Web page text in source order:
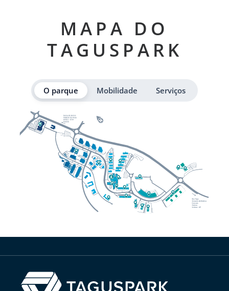
MAPA DO
TAGUSPARK
O parque Mobilidade Serviços